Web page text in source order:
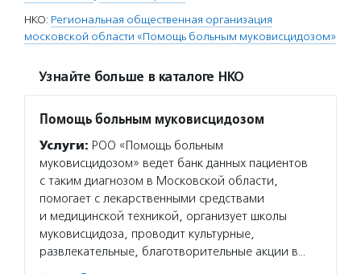
НКО: Региональная общественная организация
московской области «Помощь больным муковисцидозом»
Узнайте больше в каталоге НКО
Помощь больным муковисцидозом
Услуги: РОО «Помощь больным
муковисцидозом» ведет банк данных пациентов
с таким диагнозом в Московской области,
помогает с лекарственными средствами
и медицинской техникой, организует школы
муковисцидоза, проводит культурные,
развлекательные, благотворительные акции в…